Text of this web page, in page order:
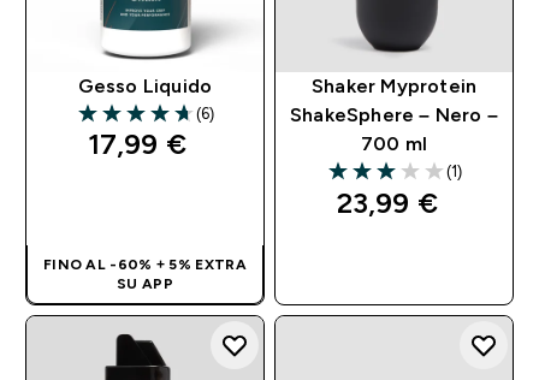
Gesso Liquido
4.67 out of 5 stars
(6)
17,99 €‎
FINO AL -60% + 5% EXTRA
SU APP
Shaker Myprotein
ShakeSphere – Nero –
700 ml
3 out of 5 stars
(1)
23,99 €‎